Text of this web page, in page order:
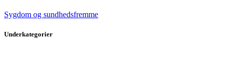
Sygdom og sundhedsfremme
Underkategorier